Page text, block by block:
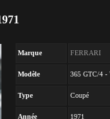
Marque FERRARI
Modèle 365 GTC/4 -
Type Coupé
Année 1971